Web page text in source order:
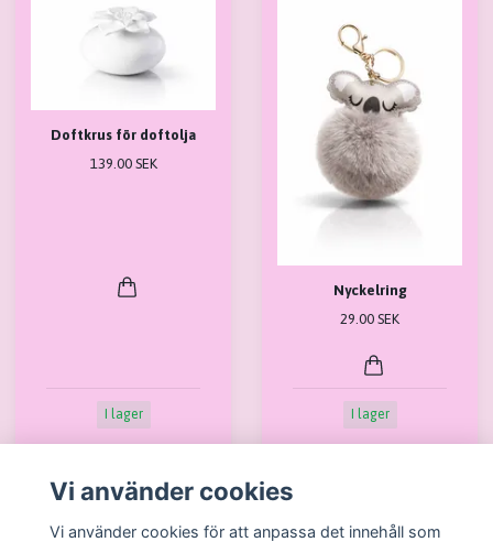
Doftkrus för doftolja
139.00 SEK
I lager
Nyckelring
29.00 SEK
I lager
Vi använder cookies
Vi använder cookies för att anpassa det innehåll som